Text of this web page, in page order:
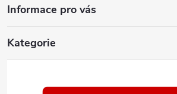
Informace pro vás
Kategorie